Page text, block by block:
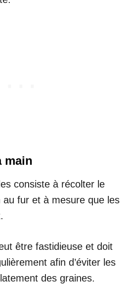
main
consiste à récolter le
au fur et à mesure que les
être fastidieuse et doit
afin d’éviter les
des graines.